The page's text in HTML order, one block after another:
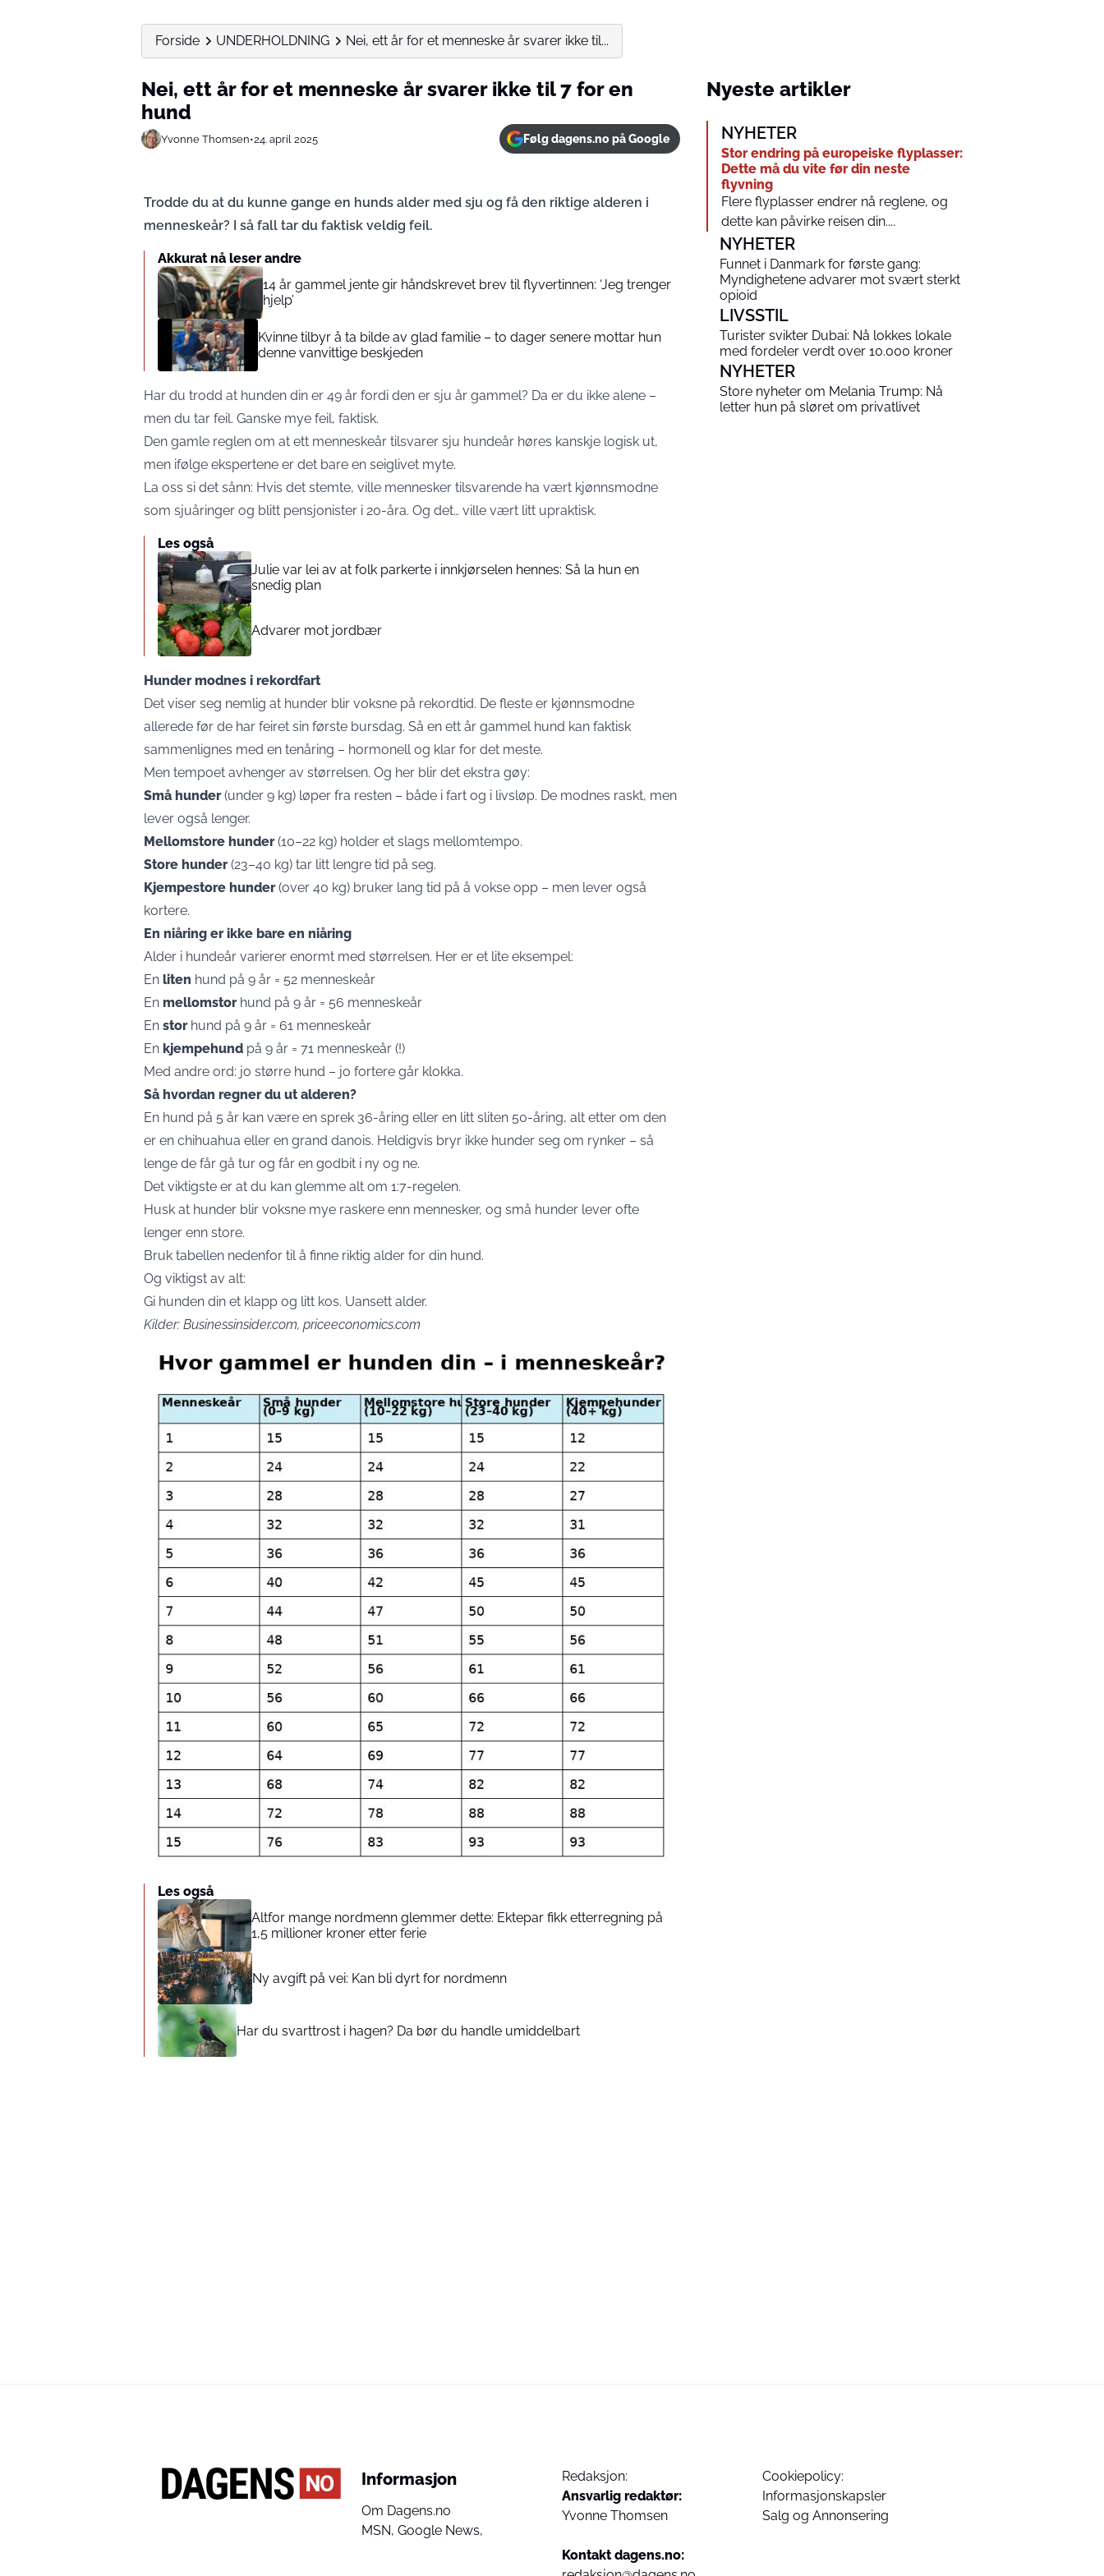
Forside UNDERHOLDNING Nei, ett år for et menneske år svarer ikke til...
Nei, ett år for et menneske år svarer ikke til 7 for en
hund
Yvonne Thomsen•24. april 2025 Følg dagens.no på Google
Trodde du at du kunne gange en hunds alder med sju og få den riktige alderen i
menneskeår? I så fall tar du faktisk veldig feil.
Akkurat nå leser andre
14 år gammel jente gir håndskrevet brev til flyvertinnen: ‘Jeg trenger
hjelp’
Kvinne tilbyr å ta bilde av glad familie – to dager senere mottar hun
denne vanvittige beskjeden
Har du trodd at hunden din er 49 år fordi den er sju år gammel? Da er du ikke alene –
men du tar feil. Ganske mye feil, faktisk.
Den gamle reglen om at ett menneskeår tilsvarer sju hundeår høres kanskje logisk ut,
men ifølge ekspertene er det bare en seiglivet myte.
La oss si det sånn: Hvis det stemte, ville mennesker tilsvarende ha vært kjønnsmodne
som sjuåringer og blitt pensjonister i 20-åra. Og det… ville vært litt upraktisk.
Les også
Julie var lei av at folk parkerte i innkjørselen hennes: Så la hun en
snedig plan
Advarer mot jordbær
Hunder modnes i rekordfart
Det viser seg nemlig at hunder blir voksne på rekordtid. De fleste er kjønnsmodne
allerede før de har feiret sin første bursdag. Så en ett år gammel hund kan faktisk
sammenlignes med en tenåring – hormonell og klar for det meste.
Men tempoet avhenger av størrelsen. Og her blir det ekstra gøy:
Små hunder(under 9 kg) løper fra resten – både i fart og i livsløp. De modnes raskt, men
lever også lenger.
Mellomstore hunder(10–22 kg) holder et slags mellomtempo.
Store hunder(23–40 kg) tar litt lengre tid på seg.
Kjempestore hunder(over 40 kg) bruker lang tid på å vokse opp – men lever også
kortere.
En niåring er ikke bare en niåring
Alder i hundeår varierer enormt med størrelsen. Her er et lite eksempel:
En liten hund på 9 år = 52 menneskeår
En mellomstorhund på 9 år = 56 menneskeår
En storhund på 9 år = 61 menneskeår
En kjempehund på 9 år = 71 menneskeår (!)
Med andre ord: jo større hund – jo fortere går klokka.
Så hvordan regner du ut alderen?
En hund på 5 år kan være en sprek 36-åring eller en litt sliten 50-åring, alt etter om den
er en chihuahua eller en grand danois. Heldigvis bryr ikke hunder seg om rynker – så
lenge de får gå tur og får en godbit i ny og ne.
Det viktigste er at du kan glemme alt om 1:7-regelen.
Husk at hunder blir voksne mye raskere enn mennesker, og små hunder lever ofte
lenger enn store.
Bruk tabellen nedenfor til å finne riktig alder for din hund.
Og viktigst av alt:
Gi hunden din et klapp og litt kos. Uansett alder.
Kilder: Businessinsider.com, priceeconomics.com
Les også
Altfor mange nordmenn glemmer dette: Ektepar fikk etterregning på
1,5 millioner kroner etter ferie
Ny avgift på vei: Kan bli dyrt for nordmenn
Har du svarttrost i hagen? Da bør du handle umiddelbart
Nyeste artikler
NYHETER
Stor endring på europeiske flyplasser:
Dette må du vite før din neste
flyvning
Flere flyplasser endrer nå reglene, og
dette kan påvirke reisen din....
NYHETER
Funnet i Danmark for første gang:
Myndighetene advarer mot svært sterkt
opioid
LIVSSTIL
Turister svikter Dubai: Nå lokkes lokale
med fordeler verdt over 10.000 kroner
NYHETER
Store nyheter om Melania Trump: Nå
letter hun på sløret om privatlivet
Informasjon
Om Dagens.no
MSN, Google News,
Redaksjon:
Ansvarlig redaktør:
Yvonne Thomsen
Kontakt dagens.no:
Cookiepolicy:
Informasjonskapsler
Salg og Annonsering